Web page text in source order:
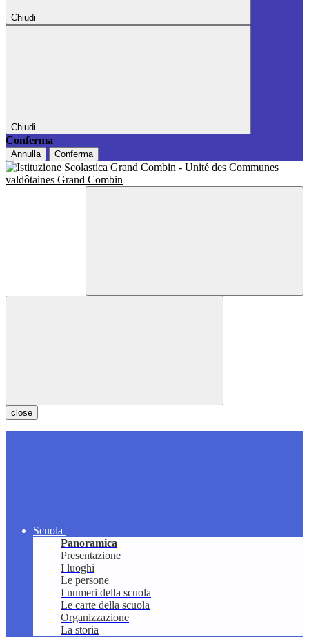
Chiudi
Chiudi
Conferma
Annulla Conferma
close
Scuola
Panoramica
Presentazione
I luoghi
Le persone
I numeri della scuola
Le carte della scuola
Organizzazione
La storia